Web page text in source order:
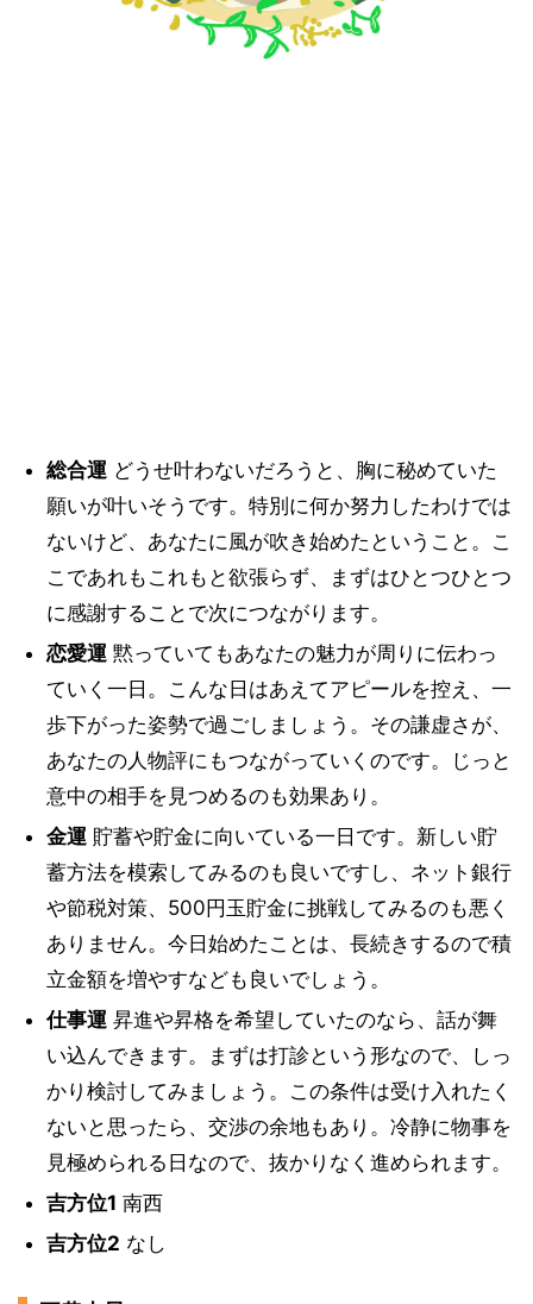
総合運どうせ叶わないだろうと、胸に秘めていた
願いが叶いそうです。特別に何か努力したわけでは
ないけど、あなたに風が吹き始めたということ。こ
こであれもこれもと欲張らず、まずはひとつひとつ
に感謝することで次につながります。
恋愛運黙っていてもあなたの魅力が周りに伝わっ
ていく一日。こんな日はあえてアピールを控え、一
歩下がった姿勢で過ごしましょう。その謙虚さが、
あなたの人物評にもつながっていくのです。じっと
意中の相手を見つめるのも効果あり。
金運貯蓄や貯金に向いている一日です。新しい貯
蓄方法を模索してみるのも良いですし、ネット銀行
や節税対策、500円玉貯金に挑戦してみるのも悪く
ありません。今日始めたことは、長続きするので積
立金額を増やすなども良いでしょう。
仕事運昇進や昇格を希望していたのなら、話が舞
い込んできます。まずは打診という形なので、しっ
かり検討してみましょう。この条件は受け入れたく
ないと思ったら、交渉の余地もあり。冷静に物事を
見極められる日なので、抜かりなく進められます。
吉方位1 南西
吉方位2 なし